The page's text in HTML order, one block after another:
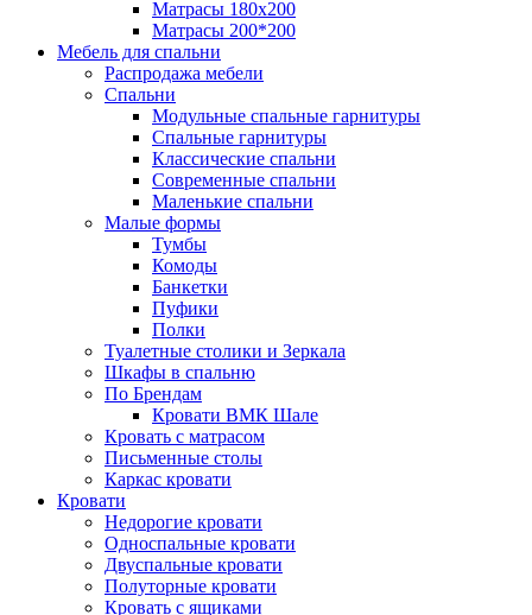
Матрасы 180x200
Матрасы 200*200
Мебель для спальни
Распродажа мебели
Спальни
Модульные спальные гарнитуры
Спальные гарнитуры
Классические спальни
Современные спальни
Маленькие спальни
Малые формы
Тумбы
Комоды
Банкетки
Пуфики
Полки
Туалетные столики и Зеркала
Шкафы в спальню
По Брендам
Кровати ВМК Шале
Кровать с матрасом
Письменные столы
Каркас кровати
Кровати
Недорогие кровати
Односпальные кровати
Двуспальные кровати
Полуторные кровати
Кровать с ящиками